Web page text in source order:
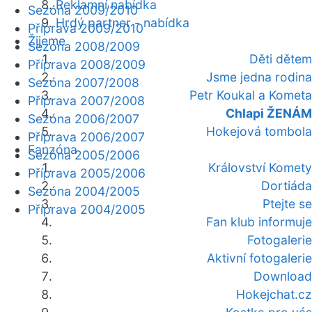
Reklamní nabídka
Hrdý partner - nabídka
Žijeme
Děti dětem
Jsme jedna rodina
Petr Koukal a Kometa
Chlapi ŽENÁM
Hokejová tombola
Fanzóna
Království Komety
Dortiáda
Ptejte se
Fan klub informuje
Fotogalerie
Aktivní fotogalerie
Download
Hokejchat.cz
Sezóna 2009/2010
Příprava 2009/2010
Sezóna 2008/2009
Příprava 2008/2009
Sezóna 2007/2008
Příprava 2007/2008
Sezóna 2006/2007
Příprava 2006/2007
Sezóna 2005/2006
Příprava 2005/2006
Sezóna 2004/2005
Příprava 2004/2005